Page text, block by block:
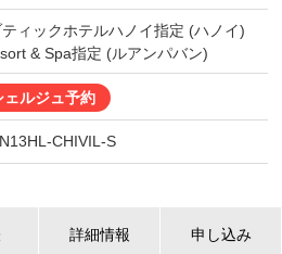
ィックホテルハノイ指定 (ハノイ)
& Spa指定 (ルアンパバン)
ェルジュ予約
CHIVIL-S
詳細情報 申し込み